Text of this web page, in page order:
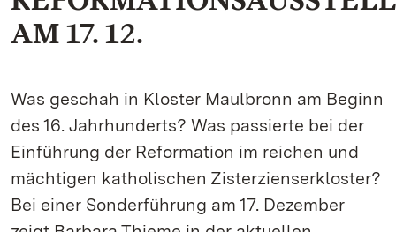
AM 17. 12.
Was geschah in Kloster Maulbronn am Beginn
des 16. Jahrhunderts? Was passierte bei der
Einführung der Reformation im reichen und
mächtigen katholischen Zisterzienserkloster?
Bei einer Sonderführung am 17. Dezember